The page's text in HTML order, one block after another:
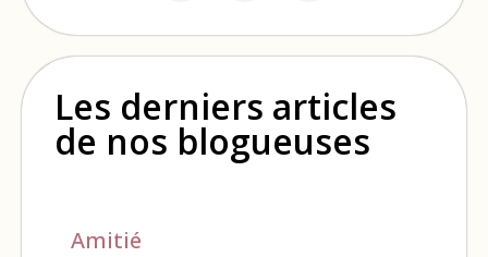
Les derniers articles
de nos blogueuses
Amitié